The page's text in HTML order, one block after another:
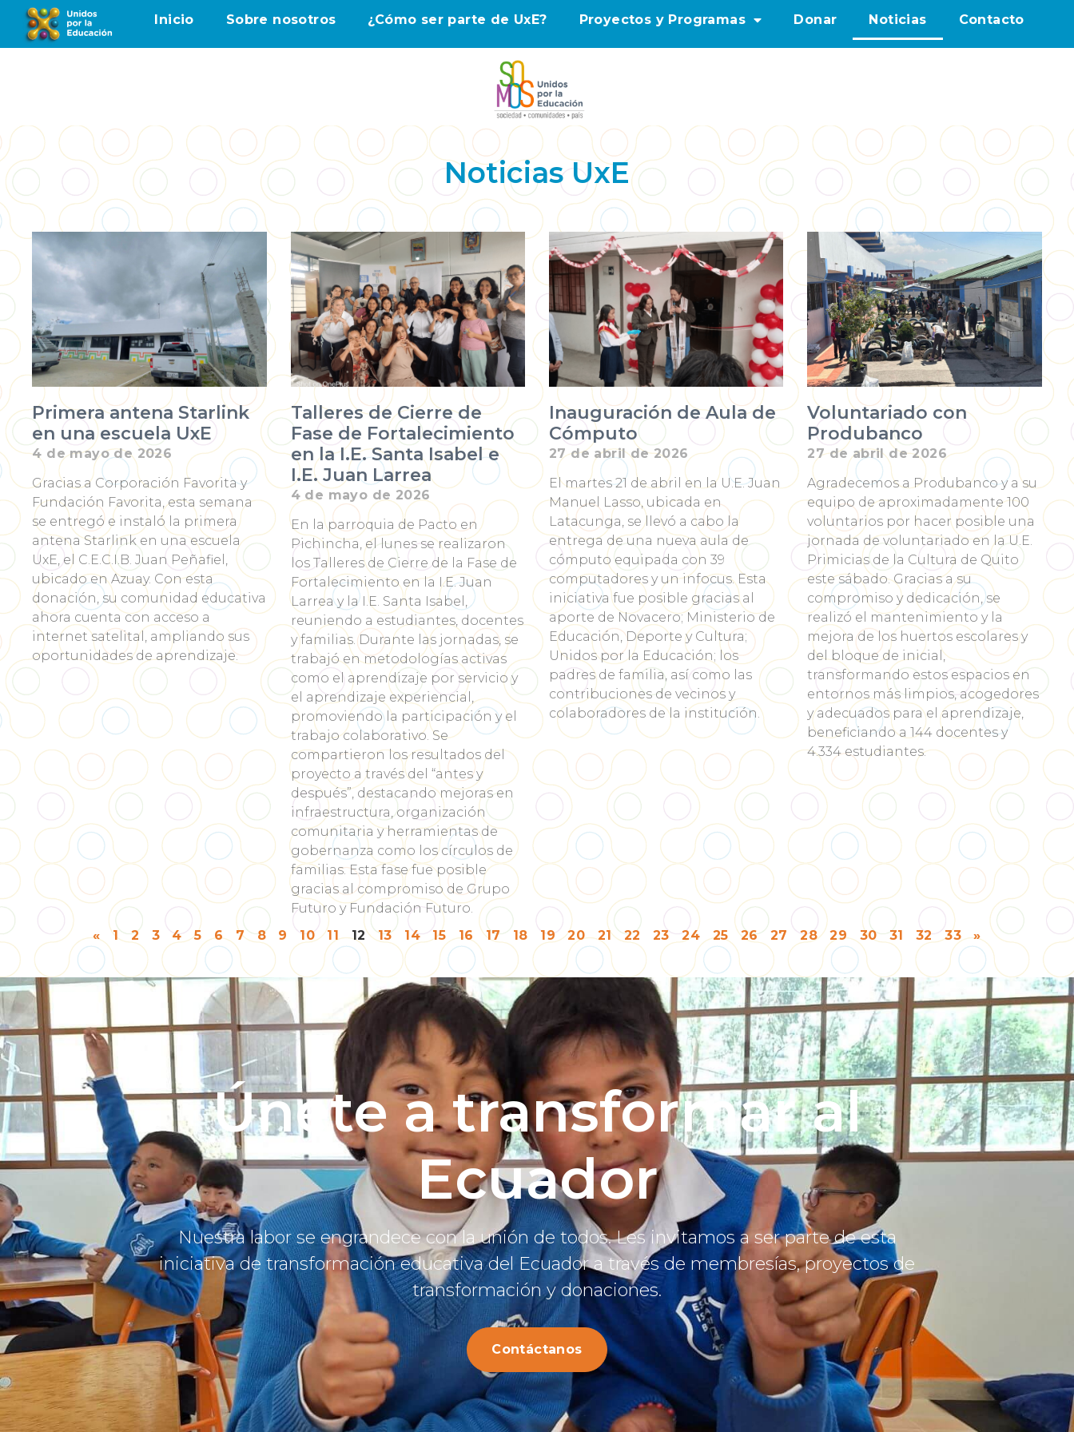
Inicio Sobre nosotros ¿Cómo ser parte de UxE? Proyectos y Programas Donar Noticias Contacto
Noticias UxE
Primera antena Starlink
en una escuela UxE
4 de mayo de 2026
Gracias a Corporación Favorita y
Fundación Favorita, esta semana
se entregó e instaló la primera
antena Starlink en una escuela
UxE, el C.E.C.I.B. Juan Peñafiel,
ubicado en Azuay. Con esta
donación, su comunidad educativa
ahora cuenta con acceso a
internet satelital, ampliando sus
oportunidades de aprendizaje.
Talleres de Cierre de
Fase de Fortalecimiento
en la I.E. Santa Isabel e
I.E. Juan Larrea
4 de mayo de 2026
En la parroquia de Pacto en
Pichincha, el lunes se realizaron
los Talleres de Cierre de la Fase de
Fortalecimiento en la I.E. Juan
Larrea y la I.E. Santa Isabel,
reuniendo a estudiantes, docentes
y familias. Durante las jornadas, se
trabajó en metodologías activas
como el aprendizaje por servicio y
el aprendizaje experiencial,
promoviendo la participación y el
trabajo colaborativo. Se
compartieron los resultados del
proyecto a través del “antes y
después”, destacando mejoras en
infraestructura, organización
comunitaria y herramientas de
gobernanza como los círculos de
familias. Esta fase fue posible
gracias al compromiso de Grupo
Futuro y Fundación Futuro.
Inauguración de Aula de
Cómputo
27 de abril de 2026
El martes 21 de abril en la U.E. Juan
Manuel Lasso, ubicada en
Latacunga, se llevó a cabo la
entrega de una nueva aula de
cómputo equipada con 39
computadores y un infocus. Esta
iniciativa fue posible gracias al
aporte de Novacero; Ministerio de
Educación, Deporte y Cultura;
Unidos por la Educación; los
padres de familia, así como las
contribuciones de vecinos y
colaboradores de la institución.
Voluntariado con
Produbanco
27 de abril de 2026
Agradecemos a Produbanco y a su
equipo de aproximadamente 100
voluntarios por hacer posible una
jornada de voluntariado en la U.E.
Primicias de la Cultura de Quito
este sábado. Gracias a su
compromiso y dedicación, se
realizó el mantenimiento y la
mejora de los huertos escolares y
del bloque de inicial,
transformando estos espacios en
entornos más limpios, acogedores
y adecuados para el aprendizaje,
beneficiando a 144 docentes y
4.334 estudiantes.
« 1 2 3 4 5 6 7 8 9 10 11 12 13 14 15 16 17 18 19 20 21 22 23 24 25 26 27 28 29 30 31 32 33 »
Únete a transformar al
Ecuador
Nuestra labor se engrandece con la unión de todos. Les invitamos a ser parte de esta
iniciativa de transformación educativa del Ecuador a través de membresías, proyectos de
transformación y donaciones.
Contáctanos